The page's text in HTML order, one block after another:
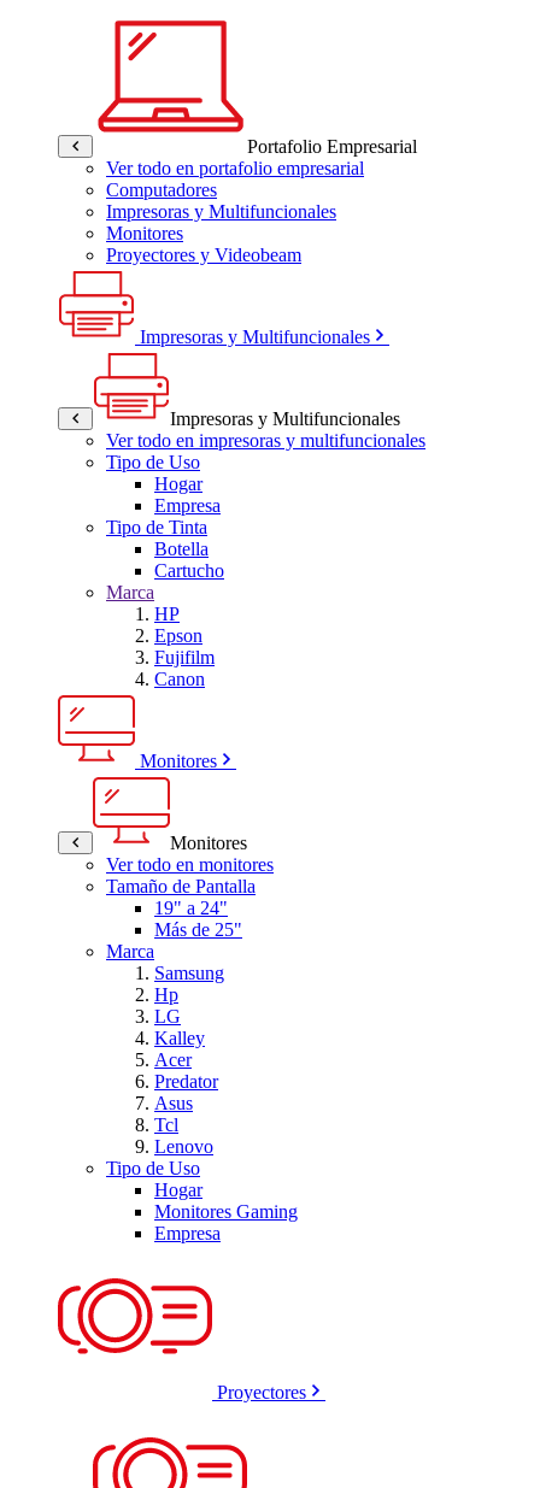
Portafolio Empresarial
Ver todo en portafolio empresarial
Computadores
Impresoras y Multifuncionales
Monitores
Proyectores y Videobeam
Impresoras y Multifuncionales
Impresoras y Multifuncionales
Ver todo en impresoras y multifuncionales
Tipo de Uso
Hogar
Empresa
Tipo de Tinta
Botella
Cartucho
Marca
HP
Epson
Fujifilm
Canon
Monitores
Monitores
Ver todo en monitores
Tamaño de Pantalla
19" a 24"
Más de 25"
Marca
Samsung
Hp
LG
Kalley
Acer
Predator
Asus
Tcl
Lenovo
Tipo de Uso
Hogar
Monitores Gaming
Empresa
Proyectores